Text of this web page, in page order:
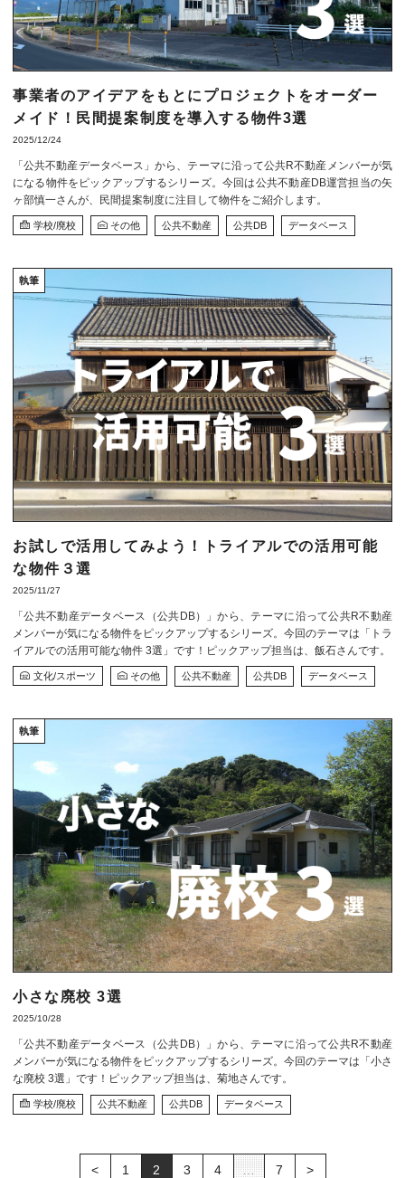
事業者のアイデアをもとにプロジェクトをオーダー
メイド！民間提案制度を導入する物件3選
2025/12/24
「公共不動産データベース」から、テーマに沿って公共R不動産メンバーが気
になる物件をピックアップするシリーズ。今回は公共不動産DB運営担当の矢
ヶ部慎一さんが、民間提案制度に注目して物件をご紹介します。
学校/廃校 その他 公共不動産 公共DB データベース
執筆
お試しで活用してみよう！トライアルでの活用可能
な物件３選
2025/11/27
「公共不動産データベース（公共DB）」から、テーマに沿って公共R不動産
メンバーが気になる物件をピックアップするシリーズ。今回のテーマは「トラ
イアルでの活用可能な物件 3選」です！ピックアップ担当は、飯石さんです。
文化/スポーツ その他 公共不動産 公共DB データベース
執筆
小さな廃校 3選
2025/10/28
「公共不動産データベース（公共DB）」から、テーマに沿って公共R不動産
メンバーが気になる物件をピックアップするシリーズ。今回のテーマは「小さ
な廃校 3選」です！ピックアップ担当は、菊地さんです。
学校/廃校 公共不動産 公共DB データベース
< 1 2 3 4 … 7 >